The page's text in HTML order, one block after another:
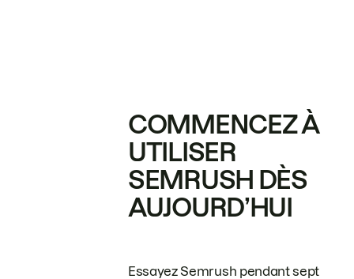
COMMENCEZ À
UTILISER
SEMRUSH DÈS
AUJOURD’HUI
Essayez Semrush pendant sept